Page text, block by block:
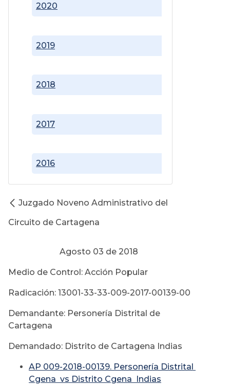
2016
2017
2018
2019
2020
Juzgado Noveno Administrativo del
Circuito de Cartagena
Agosto 03 de 2018
Medio de Control: Acción Popular
Radicación: 13001-33-33-009-2017-00139-00
Demandante: Personería Distrital de
Cartagena
Demandado: Distrito de Cartagena Indias
AP 009-2018-00139. Personería Distrital
Cgena vs Distrito Cgena Indias